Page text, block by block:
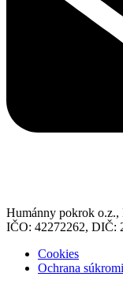
Humánny pokrok o.z.,
IČO: 42272262, DIČ:
Cookies
Ochrana